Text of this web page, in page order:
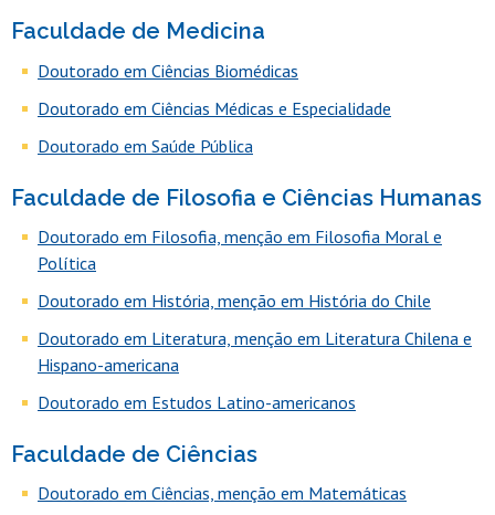
Faculdade de Medicina
Doutorado em Ciências Biomédicas
Doutorado em Ciências Médicas e Especialidade
Doutorado em Saúde Pública
Faculdade de Filosofia e Ciências Humanas
Doutorado em Filosofia, menção em Filosofia Moral e
Política
Doutorado em História, menção em História do Chile
Doutorado em Literatura, menção em Literatura Chilena e
Hispano-americana
Doutorado em Estudos Latino-americanos
Faculdade de Ciências
Doutorado em Ciências, menção em Matemáticas